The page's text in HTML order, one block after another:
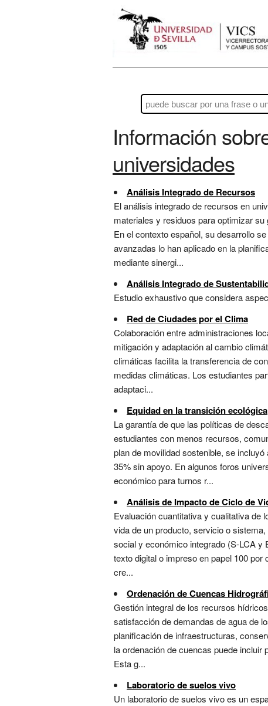
Información
universidades
Análisis Integrado de Recursos
El análisis integrado de recursos en
materiales y residuos para optimizar
En el contexto español, su desarrollo
avanzadas lo han aplicado en la
mediante sinergi...
Análisis Integrado de
Estudio exhaustivo que considera
Red de Ciudades por el Clima
Colaboración entre administraciones
mitigación y adaptación al cambio
climáticas facilita la transferencia de
medidas climáticas. Los estudiantes
adaptaci...
Equidad en la transición ecológica
La garantía de que las políticas de
estudiantes con menos recursos,
plan de movilidad sostenible, se
35% sin apoyo. En algunos foros
económico para turnos r...
Análisis de Impacto de Ciclo de
Evaluación cuantitativa y cualitativa de
vida de un producto, servicio o
social y económico integrado (S-LCA y
texto digital o impreso en papel 100
cre...
Ordenación de Cuencas
Gestión integral de los recursos
satisfacción de demandas de agua de
planificación de infraestructuras,
la ordenación de cuencas puede
Esta g...
Laboratorio de suelos vivo
Un laboratorio de suelos vivo es un